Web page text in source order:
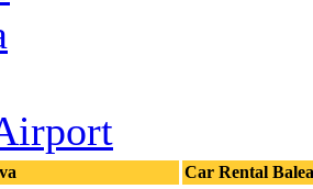
Car Rental